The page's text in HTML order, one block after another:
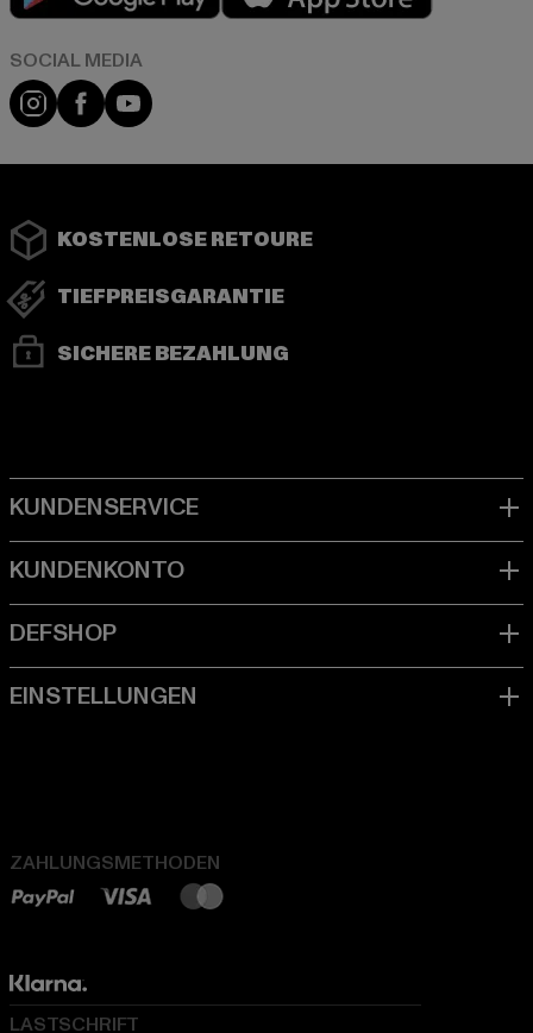
Instagram
FacebookYouTube
KOSTENLOSE RETOURE
TIEFPREISGARANTIE
SICHERE BEZAHLUNG
ZAHLUNGSMETHODEN
LASTSCHRIFT